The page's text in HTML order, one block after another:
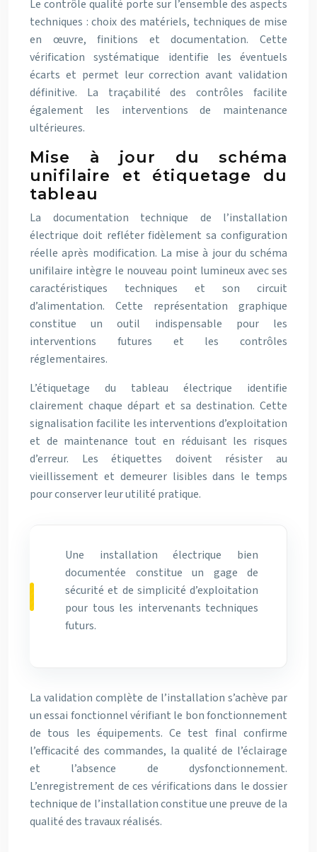
Le contrôle qualité porte sur l’ensemble des aspects
techniques : choix des matériels, techniques de mise
en œuvre, finitions et documentation. Cette
vérification systématique identifie les éventuels
écarts et permet leur correction avant validation
définitive. La traçabilité des contrôles facilite
également les interventions de maintenance
ultérieures.
Mise à jour du schéma
unifilaire et étiquetage du
tableau
La documentation technique de l’installation
électrique doit refléter fidèlement sa configuration
réelle après modification. La mise à jour du schéma
unifilaire intègre le nouveau point lumineux avec ses
caractéristiques techniques et son circuit
d’alimentation. Cette représentation graphique
constitue un outil indispensable pour les
interventions futures et les contrôles
réglementaires.
L’étiquetage du tableau électrique identifie
clairement chaque départ et sa destination. Cette
signalisation facilite les interventions d’exploitation
et de maintenance tout en réduisant les risques
d’erreur. Les étiquettes doivent résister au
vieillissement et demeurer lisibles dans le temps
pour conserver leur utilité pratique.
Une installation électrique bien
documentée constitue un gage de
sécurité et de simplicité d’exploitation
pour tous les intervenants techniques
futurs.
La validation complète de l’installation s’achève par
un essai fonctionnel vérifiant le bon fonctionnement
de tous les équipements. Ce test final confirme
l’efficacité des commandes, la qualité de l’éclairage
et l’absence de dysfonctionnement.
L’enregistrement de ces vérifications dans le dossier
technique de l’installation constitue une preuve de la
qualité des travaux réalisés.